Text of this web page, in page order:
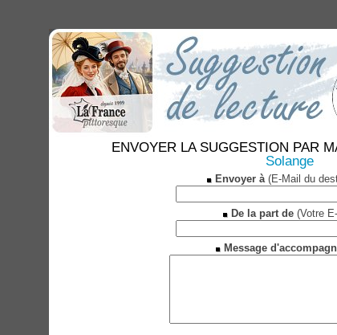
ENVOYER LA SUGGESTION PAR
Solange
Envoyer à(E-Mail du
De la part de(Votre
Message